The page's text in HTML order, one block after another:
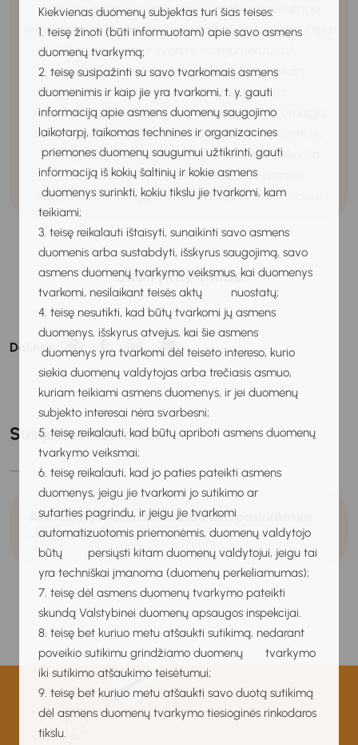
Kiekvienas duomenų subjektas turi šias teises:
1. teisę žinoti (būti informuotam) apie savo asmens
duomenų tvarkymą;
2. teisę susipažinti su savo tvarkomais asmens
duomenimis ir kaip jie yra tvarkomi, t. y. gauti
informaciją apie asmens duomenų saugojimo
laikotarpį, taikomas technines ir organizacines
priemones duomenų saugumui užtikrinti, gauti
informaciją iš kokių šaltinių ir kokie asmens
duomenys surinkti, kokiu tikslu jie tvarkomi, kam
teikiami;
3. teisę reikalauti ištaisyti, sunaikinti savo asmens
duomenis arba sustabdyti, išskyrus saugojimą, savo
asmens duomenų tvarkymo veiksmus, kai duomenys
tvarkomi, nesilaikant teisės aktų nuostatų;
4. teisę nesutikti, kad būtų tvarkomi jų asmens
duomenys, išskyrus atvejus, kai šie asmens
duomenys yra tvarkomi dėl teisėto intereso, kurio
siekia duomenų valdytojas arba trečiasis asmuo,
kuriam teikiami asmens duomenys, ir jei duomenų
subjekto interesai nėra svarbesni;
5. teisę reikalauti, kad būtų apriboti asmens duomenų
tvarkymo veiksmai;
6. teisę reikalauti, kad jo paties pateikti asmens
duomenys, jeigu jie tvarkomi jo sutikimo ar
sutarties pagrindu, ir jeigu jie tvarkomi
automatizuotomis priemonėmis, duomenų valdytojo
būtų persiųsti kitam duomenų valdytojui, jeigu tai
yra techniškai įmanoma (duomenų perkeliamumas);
7. teisę dėl asmens duomenų tvarkymo pateikti
skundą Valstybinei duomenų apsaugos inspekcijai.
8. teisę bet kuriuo metu atšaukti sutikimą, nedarant
poveikio sutikimu grindžiamo duomenų tvarkymo
iki sutikimo atšaukimo teisėtumui;
9. teisę bet kuriuo metu atšaukti savo duotą sutikimą
dėl asmens duomenų tvarkymo tiesioginės rinkodaros
tikslu.
pažeista kaktinės srities smegenų žievė, reikalinga
emocijoms jausti. Jie turėjo susitarti dėl susitikimo. Deja,
Eliotas svarstė ir svarstė – argumentus už,
argumentus prieš, nors ir logiškai, bet niekaip
nepasirinkdamas susitikimo laiko. Taip
neuromokslininkas Antonio Damasio atrado emocijų
svarbą mūsų protavimui ir gebėjimui apsispręsti. Su
emocijomis – tik 1/3 sekundės – tiek laiko pakanka
žmogui, kad priimtų sprendimą. Tad drąsiai
kaupkite informaciją ir kartu klausykite savo širdies!
Skaitykite toliau
Dalintis:
Susijusios nuorodos
Animacinis filmas apie kasdienius pasirinkimus
„Vidinis konfliktas ̋